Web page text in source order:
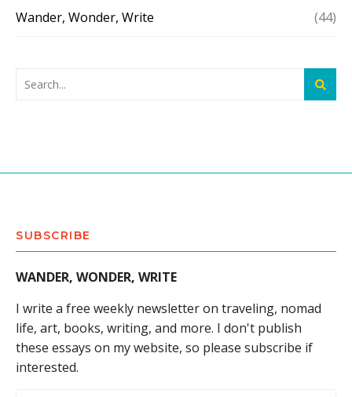
Wander, Wonder, Write (44)
SUBSCRIBE
WANDER, WONDER, WRITE
I write a free weekly newsletter on traveling, nomad
life, art, books, writing, and more. I don't publish
these essays on my website, so please subscribe if
interested.